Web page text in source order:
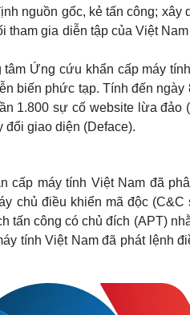
nguồn gốc, kẻ tấn công;
tham gia diễn tập của Việt
Ứng cứu khẩn cấp máy
biến phức tạp. Tính đến
1.800 sự cố website lừa đảo
đổi giao diện (Deface).
cấp máy tính Việt Nam đã
chủ điều khiển mã độc (C&C
tấn công có chủ đích (APT)
tính Việt Nam đã phát lệnh